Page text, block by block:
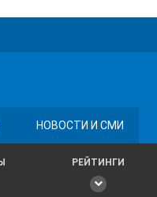
НОВОСТИ И СМИ
РЕЙТИНГИ